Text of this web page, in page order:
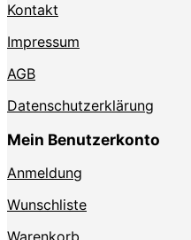
Kontakt
Impressum
AGB
Datenschutzerklärung
Mein Benutzerkonto
Anmeldung
Wunschliste
Warenkorb